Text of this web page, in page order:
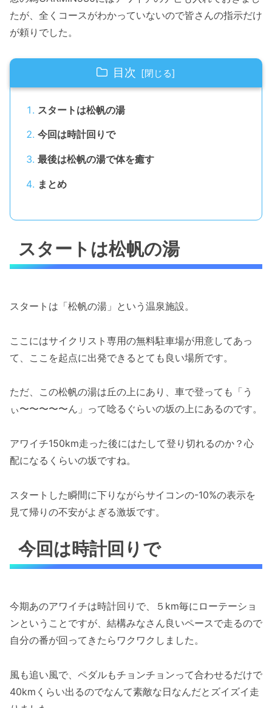
たが、全くコースがわかっていないので皆さんの指示だけ
が頼りでした。
目次
スタートは松帆の湯
今回は時計回りで
最後は松帆の湯で体を癒す
まとめ
スタートは松帆の湯
スタートは「松帆の湯」という温泉施設。
ここにはサイクリスト専用の無料駐車場が用意してあっ
て、ここを起点に出発できるとても良い場所です。
ただ、この松帆の湯は丘の上にあり、車で登っても「う
ぃ〜〜〜〜〜ん」って唸るぐらいの坂の上にあるのです。
アワイチ150km走った後にはたして登り切れるのか？心
配になるくらいの坂ですね。
スタートした瞬間に下りながらサイコンの-10%の表示を
見て帰りの不安がよぎる激坂です。
今回は時計回りで
今期あのアワイチは時計回りで、５km毎にローテーショ
ンということですが、結構みなさん良いペースで走るので
自分の番が回ってきたらワクワクしました。
風も追い風で、ペダルもチョンチョンって合わせるだけで
40kmくらい出るのでなんて素敵な日なんだとズイズイ走